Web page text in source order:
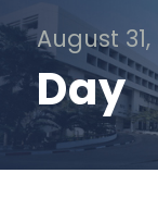
August 31,
Day